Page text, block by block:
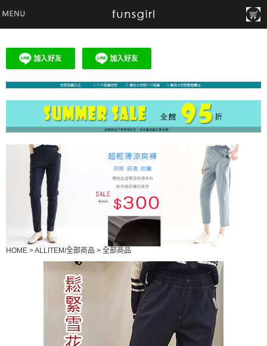
HOME >ALLITEM/全部商品 > 全部商品